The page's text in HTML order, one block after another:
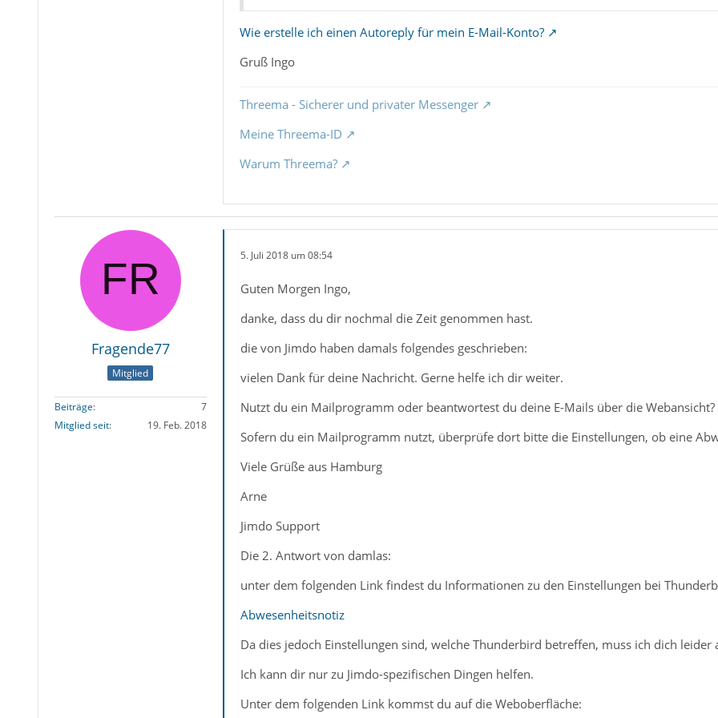
Wie erstelle ich einen Autoreply für mein E-Mail-Konto?
Gruß Ingo
Threema - Sicherer und privater Messenger
Meine Threema-ID
Warum Threema?
Fragende77
Mitglied
Beiträge
7
Mitglied seit
19. Feb. 2018
5. Juli 2018 um 08:54
Guten Morgen Ingo,
danke, dass du dir nochmal die Zeit genommen hast.
die von Jimdo haben damals folgendes geschrieben:
vielen Dank für deine Nachricht. Gerne helfe ich dir weiter.
Nutzt du ein Mailprogramm oder beantwortest du deine E-Mails über die Webansicht?
Sofern du ein Mailprogramm nutzt, überprüfe dort bitte die Einstellungen, ob eine
Viele Grüße aus Hamburg
Arne
Jimdo Support
Die 2. Antwort von damlas:
unter dem folgenden Link findest du Informationen zu den Einstellungen bei
Abwesenheitsnotiz
Da dies jedoch Einstellungen sind, welche Thunderbird betreffen, muss ich dich
Ich kann dir nur zu Jimdo-spezifischen Dingen helfen.
Unter dem folgenden Link kommst du auf die Weboberfläche: